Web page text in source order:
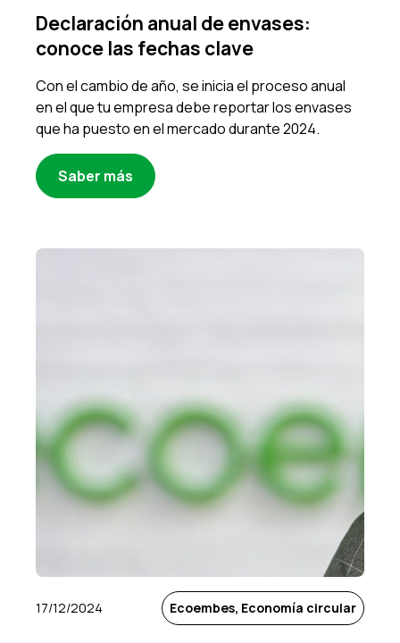
Declaración anual de envases:
conoce las fechas clave
Con el cambio de año, se inicia el proceso anual
en el que tu empresa debe reportar los envases
que ha puesto en el mercado durante 2024.
Saber más
17/12/2024 Ecoembes, Economía circular